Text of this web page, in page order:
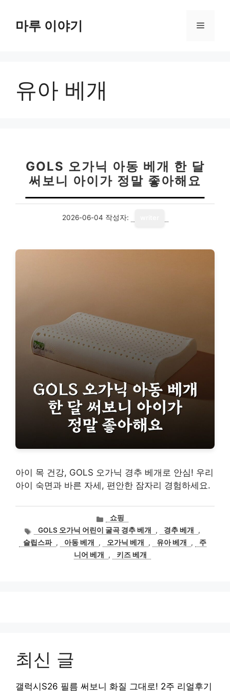
마루 이야기 메
유아 베개
GOLS 오가닉 아동 베개 한 달
써보니 아이가 정말 좋아해요
2026-06-04 작성자:
아이 목 건강, GOLS 오가닉 경추 베개로 안심! 우리
아이 숙면과 바른 자세, 편안한 잠자리 경험하세요.
카
테
고
리
쇼핑
태
그
GOLS 오가닉 어린이 굴곡 경추 베개 , 경추 베개
,
슬립스파 , 아동 베개 , 오가닉 베개 , 유아 베개 ,
주
니어 베개
, 키즈 베개
최신 글
갤럭시S26 필름 써보니 화질 그대로! 2주 리얼후기